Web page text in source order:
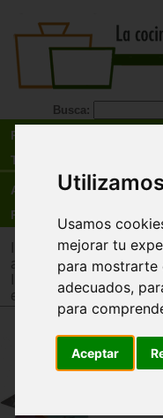
Usamos
mejorar tu
para mostrarte
adecuados,
para
Aceptar
Busca:
Recetas
Tienda
Actualidad
Registro
>Tienda>
años
>Tienda >
estimulación intelectual